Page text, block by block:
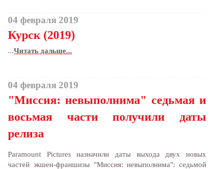
04 февраля 2019
Курск (2019)
...Читать дальше...
04 февраля 2019
"Миссия: невыполнима" седьмая и
восьмая части получили даты
релиза
Paramount Pictures назначили даты выхода двух новых
частей экшен-франшизы "Миссия: невыполнима": седьмой